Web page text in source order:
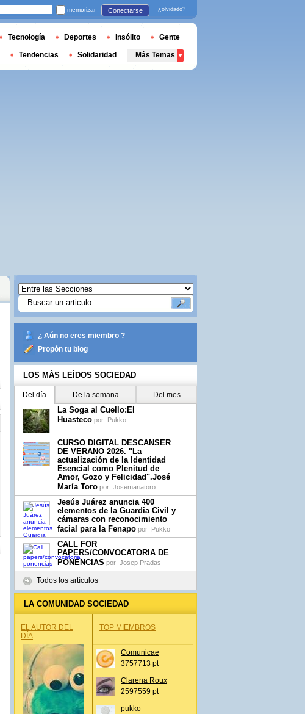
¿ Aún no eres miembro ?
Propón tu blog
LOS MÁS LEÍDOS SOCIEDAD
Del día De la semana Del mes
La Soga al Cuello:El
Huasteco por Pukko
CURSO DIGITAL DESCANSER
DE VERANO 2026. "La
actualización de la Identidad
Esencial como Plenitud de
Amor, Gozo y Felicidad".José
María Toro por Josemariatoro
Jesús Juárez anuncia 400
elementos de la Guardia Civil y
cámaras con reconocimiento
facial para la Fenapo por Pukko
CALL FOR
PAPERS/CONVOCATORIA DE
PONENCIAS por Josep Pradas
Todos los artículos
LA COMUNIDAD SOCIEDAD
EL AUTOR DEL
DÍA
TOP MIEMBROS
Comunicae
3757713 pt
Clarena Roux
2597559 pt
pukko
memorizar Conectarse ¿olvidado?
Tecnología Deportes Insólito Gente
Tendencias Solidaridad Más Temas